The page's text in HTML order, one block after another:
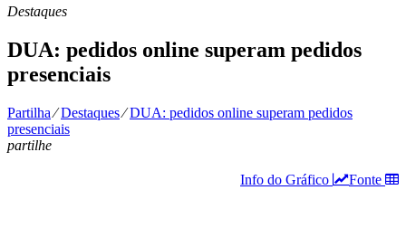
Destaques
DUA: pedidos online superam pedidos
presenciais
Partilha⁄Destaques⁄DUA: pedidos online superam pedidos
presenciais
partilhe
Fonte
Info do Gráfico